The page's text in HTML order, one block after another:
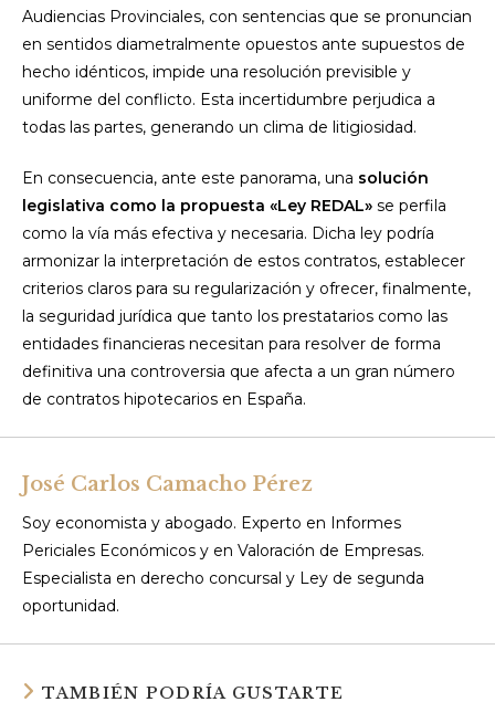
Audiencias Provinciales, con sentencias que se pronuncian
en sentidos diametralmente opuestos ante supuestos de
hecho idénticos, impide una resolución previsible y
uniforme del conflicto. Esta incertidumbre perjudica a
todas las partes, generando un clima de litigiosidad.
En consecuencia, ante este panorama, una solución
legislativa como la propuesta «Ley REDAL» se perfila
como la vía más efectiva y necesaria. Dicha ley podría
armonizar la interpretación de estos contratos, establecer
criterios claros para su regularización y ofrecer, finalmente,
la seguridad jurídica que tanto los prestatarios como las
entidades financieras necesitan para resolver de forma
definitiva una controversia que afecta a un gran número
de contratos hipotecarios en España.
José Carlos Camacho Pérez
Soy economista y abogado. Experto en Informes
Periciales Económicos y en Valoración de Empresas.
Especialista en derecho concursal y Ley de segunda
oportunidad.
TAMBIÉN PODRÍA GUSTARTE